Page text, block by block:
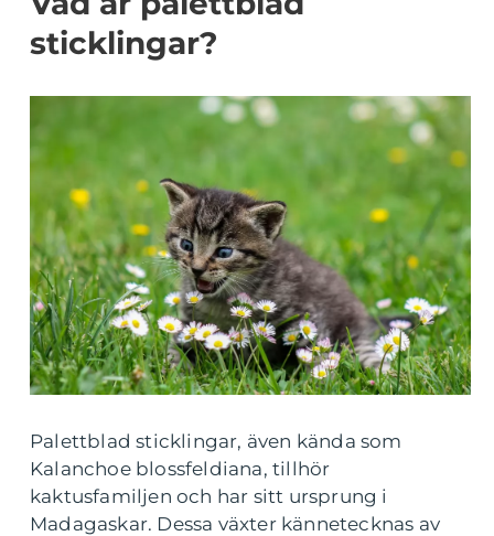
sticklingar?
Palettblad sticklingar, även kända som
Kalanchoe blossfeldiana, tillhör
kaktusfamiljen och har sitt ursprung i
Madagaskar. Dessa växter kännetecknas av